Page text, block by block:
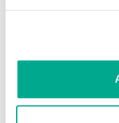
la Copa Mundial de